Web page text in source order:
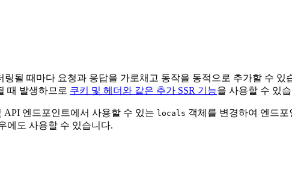
될 때마다 요청과 응답을 가로채고 동작을 동적으로 추가할 수
때 발생하므로 쿠키 및 헤더와 같은 추가 SSR 기능을 사용할 수 있
엔드포인트에서 사용할 수 있는 locals 객체를 변경하여 엔드
에도 사용할 수 있습니다.